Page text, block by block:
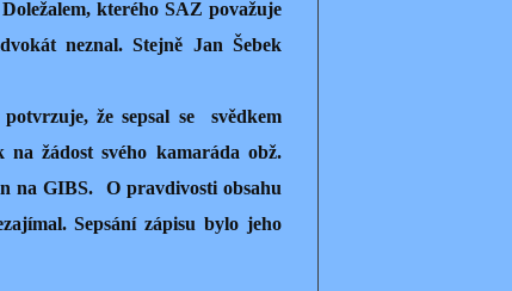
kterého SAZ považuje
neznal. Stejně Jan Šebek
že sepsal se
svědkem
žádost svého kamaráda obž.
na GIBS.
O pravdivosti obsahu
Sepsání zápisu bylo jeho